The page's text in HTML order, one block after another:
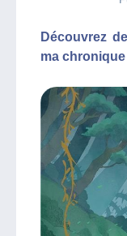
Découvrez
ma